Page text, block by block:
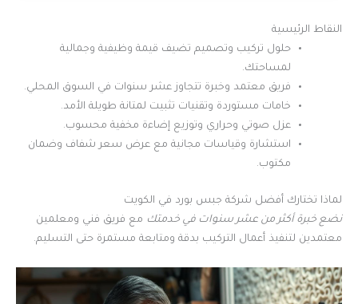
النقاط الرئيسية
حلول تركيب وتصميم تضيف قيمة وظيفية وجمالية
لمساحتك.
فريق معتمد وخبرة تتجاوز عشر سنوات في السوق المحلي.
خامات مستوردة وتقنيات تثبيت لمتانة طويلة الأمد.
عزل صوتي وحراري وتوزيع إضاءة مخفية محسوب.
استشارة وقياسات مجانية مع عرض سعر شفاف وضمان
مكتوب.
لماذا تختارك أفضل شركة جبس بورد في الكويت
نضع خبرة أكثر من عشر سنوات في خدمتك مع فريق فني ومعلمين
معتمدين لتنفيذ أعمال التركيب بدقة ومتابعة مستمرة حتى التسليم.